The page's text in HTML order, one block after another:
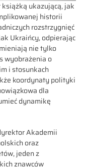
książką ukazującą, jak
historii
rozstrzygnięć
Ukraińcy, odpierając
nie tylko
wyobrażenia o
i stosunkach
koordynaty polityki
dla
dynamikę
Akademii
oraz
jeden z
znawców